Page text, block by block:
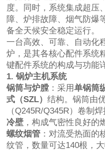
度。同时，系统集成超压
障、炉排故障、烟气防爆
备全天候安全稳定运行。
一台高效、可靠、自动化
炉，是其各核心配件系统
键配件系统的构成与功能
1. 锅炉主机系统
锅筒与炉膛 ：采用单锅筒
式（SZL）结构。锅筒由
（Q245R/Q345R）卷制
冷壁 ，构成气密性良好的
螺纹烟管 ：对流受热面的
纹管，数量可达140根，